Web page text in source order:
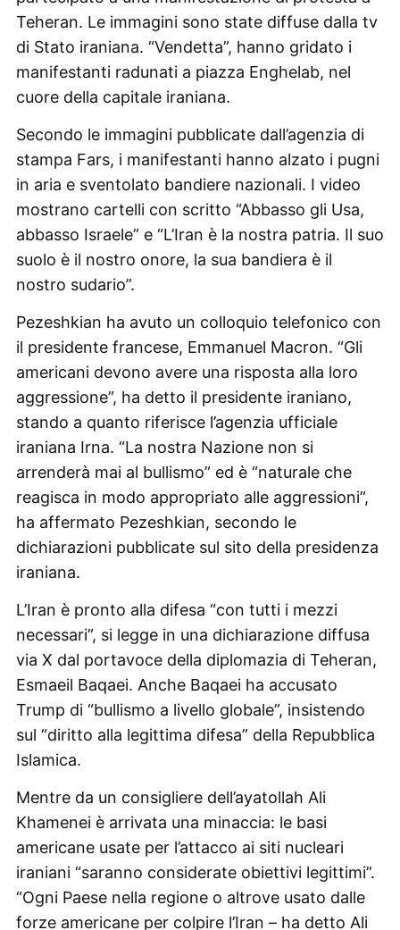
Teheran. Le immagini sono state diffuse dalla tv
di Stato iraniana. “Vendetta”, hanno gridato i
manifestanti radunati a piazza Enghelab, nel
cuore della capitale iraniana.
Secondo le immagini pubblicate dall’agenzia di
stampa Fars, i manifestanti hanno alzato i pugni
in aria e sventolato bandiere nazionali. I video
mostrano cartelli con scritto “Abbasso gli Usa,
abbasso Israele” e “L’Iran è la nostra patria. Il suo
suolo è il nostro onore, la sua bandiera è il
nostro sudario”.
Pezeshkian ha avuto un colloquio telefonico con
il presidente francese, Emmanuel Macron. “Gli
americani devono avere una risposta alla loro
aggressione”, ha detto il presidente iraniano,
stando a quanto riferisce l’agenzia ufficiale
iraniana Irna. “La nostra Nazione non si
arrenderà mai al bullismo” ed è “naturale che
reagisca in modo appropriato alle aggressioni”,
ha affermato Pezeshkian, secondo le
dichiarazioni pubblicate sul sito della presidenza
iraniana.
L’Iran è pronto alla difesa “con tutti i mezzi
necessari”, si legge in una dichiarazione diffusa
via X dal portavoce della diplomazia di Teheran,
Esmaeil Baqaei. Anche Baqaei ha accusato
Trump di “bullismo a livello globale”, insistendo
sul “diritto alla legittima difesa” della Repubblica
Islamica.
Mentre da un consigliere dell’ayatollah Ali
Khamenei è arrivata una minaccia: le basi
americane usate per l’attacco ai siti nucleari
iraniani “saranno considerate obiettivi legittimi”.
“Ogni Paese nella regione o altrove usato dalle
forze americane per colpire l’Iran – ha detto Ali